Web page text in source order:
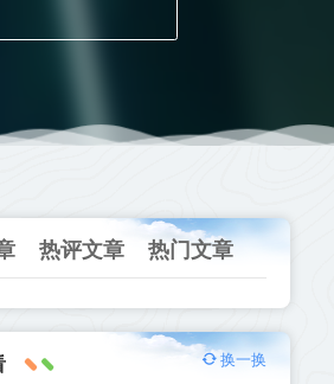
热评文章 热门文章
换一换